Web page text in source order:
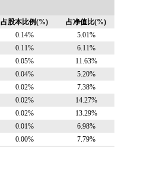
占股本比例(%)
占净值比(%)
0.14%
5.01%
0.11%
6.11%
0.05%
11.63%
0.04%
5.20%
0.02%
7.38%
0.02%
14.27%
0.02%
13.29%
0.01%
6.98%
0.00% 7.79%